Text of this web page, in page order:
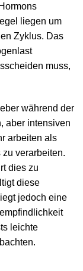
liegen um
Zyklus. Das
muss,
während der
aber intensiven
arbeiten als
verarbeiten.
dies zu
diese
jedoch eine
leichte